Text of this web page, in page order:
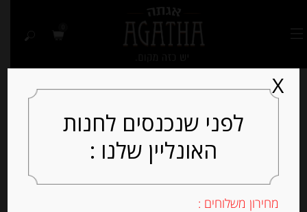
Out of
לפני שנכנסים לחנות
האונליין שלנו :
מחירון משלוחים :
X